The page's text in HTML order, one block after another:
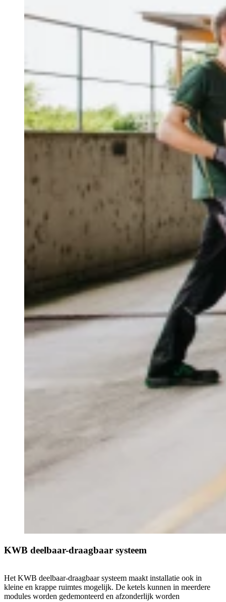
KWB deelbaar-draagbaar systeem
Het KWB deelbaar-draagbaar systeem maakt installatie ook in
kleine en krappe ruimtes mogelijk. De ketels kunnen in meerdere
modules worden gedemonteerd en afzonderlijk worden